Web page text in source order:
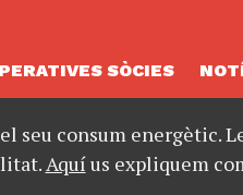
SÒCIES
consum energètic.
Aquíus expliquem